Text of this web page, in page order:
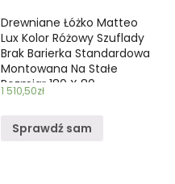
Drewniane Łóżko Matteo
Lux Kolor Różowy Szuflady
Brak Barierka Standardowa
Montowana Na Stałe
Rozmiar 180 X 80
1 510,50zł
Sprawdź sam